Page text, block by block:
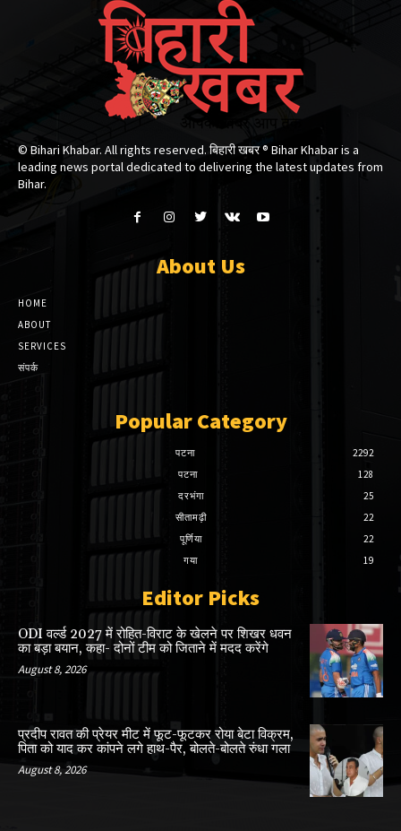
© Bihari Khabar. All rights reserved. बिहारी खबर ®​ Bihar Khabar is a
leading news portal dedicated to delivering the latest updates from
Bihar.
About Us
HOME
ABOUT
SERVICES
संपर्क
Popular Category
पटना
2292
पटना
128
दरभंगा
25
सीतामढ़ी
22
पूर्णिया
22
गया
19
Editor Picks
ODI वर्ल्ड 2027 में रोहित-विराट के खेलने पर शिखर धवन
का बड़ा बयान, कहा- दोनों टीम को जिताने में मदद करेंगे
August 8, 2026
प्रदीप रावत की प्रेयर मीट में फूट-फूटकर रोया बेटा विक्रम,
पिता को याद कर कांपने लगे हाथ-पैर, बोलते-बोलते रुंधा गला
August 8, 2026